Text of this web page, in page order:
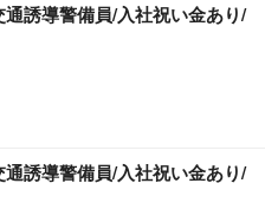
誘導警備員/入社祝い金あり/
誘導警備員/入社祝い金あり/